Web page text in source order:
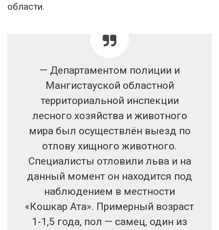
области.
— Департаментом полиции и
Мангистауской областной
территориальной инспекции
лесного хозяйства и животного
мира был осуществлён выезд по
отлову хищного животного.
Специалисты отловили льва и на
данный момент он находится под
наблюдением в местности
«Кошкар Ата». Примерный возраст
1-1,5 года, пол — самец, один из